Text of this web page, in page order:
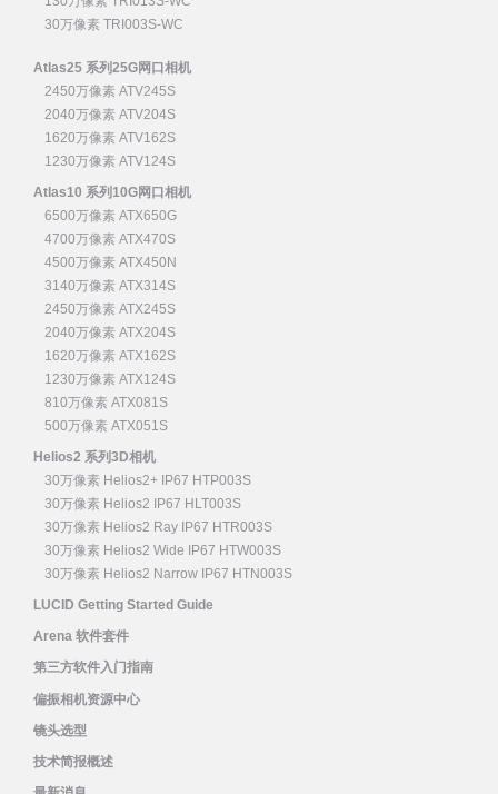
30万像素 TRI003S-WC
Atlas25 系列25G网口相机
2450万像素 ATV245S
2040万像素 ATV204S
1620万像素 ATV162S
1230万像素 ATV124S
Atlas10 系列10G网口相机
6500万像素 ATX650G
4700万像素 ATX470S
4500万像素 ATX450N
3140万像素 ATX314S
2450万像素 ATX245S
2040万像素 ATX204S
1620万像素 ATX162S
1230万像素 ATX124S
810万像素 ATX081S
500万像素 ATX051S
Helios2 系列3D相机
30万像素 Helios2+ IP67 HTP003S
30万像素 Helios2 IP67 HLT003S
30万像素 Helios2 Ray IP67 HTR003S
30万像素 Helios2 Wide IP67 HTW003S
30万像素 Helios2 Narrow IP67 HTN003S
LUCID Getting Started Guide
Arena 软件套件
第三方软件入门指南
偏振相机资源中心
镜头选型
技术简报概述